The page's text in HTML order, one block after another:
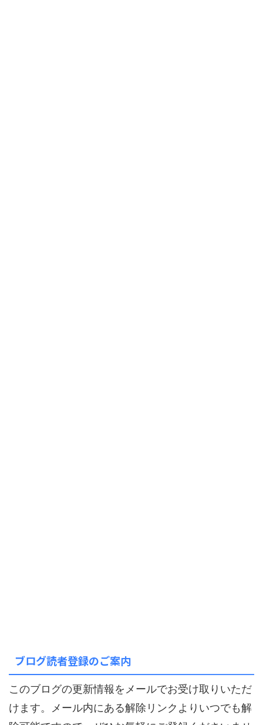
ブログ読者登録のご案内
このブログの更新情報をメールでお受け取りいただ
けます。メール内にある解除リンクよりいつでも解